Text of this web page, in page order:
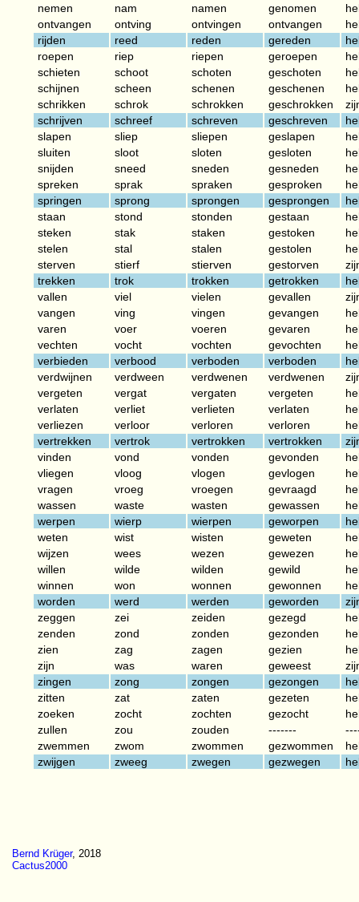
nemen
nam namen genomen
ontvangen
ontving ontvingen ontvangen
rijden
reed reden gereden
roepen
riep riepen geroepen
schieten
schoot schoten geschoten
schijnen
scheen schenen geschenen
schrikken
schrok schrokken geschrokken
schrijven
schreef schreven geschreven
slapen
sliep sliepen geslapen
sluiten
sloot sloten gesloten
snijden
sneed sneden gesneden
spreken
sprak spraken gesproken
springen
sprong sprongen gesprongen
staan
stond stonden gestaan
steken
stak staken gestoken
stelen
stal stalen gestolen
sterven
stierf stierven gestorven
trekken
trok trokken getrokken
vallen
viel vielen gevallen
vangen
ving vingen gevangen
varen
voer voeren gevaren
vechten
vocht vochten gevochten
verbieden
verbood verboden verboden
verdwijnen
verdween verdwenen verdwenen
vergeten
vergat vergaten vergeten
verlaten
verliet verlieten verlaten
verliezen
verloor verloren verloren
vertrekken
vertrok vertrokken vertrokken
vinden
vond vonden gevonden
vliegen
vloog vlogen gevlogen
vragen
vroeg vroegen gevraagd
wassen
waste wasten gewassen
werpen
wierp wierpen geworpen
weten
wist wisten geweten
wijzen
wees wezen gewezen
willen
wilde wilden gewild
winnen
won wonnen gewonnen
worden
werd werden geworden
zeggen
zei zeiden gezegd
zenden
zond zonden gezonden
zien
zag zagen gezien
zijn
was waren geweest
zingen
zong zongen gezongen
zitten
zat zaten gezeten
zoeken
zocht zochten gezocht
zullen
zou zouden -------
zwemmen
zwom zwommen gezwommen
zwijgen
zweeg zwegen gezwegen
Bernd Krüger, 2018
Cactus2000